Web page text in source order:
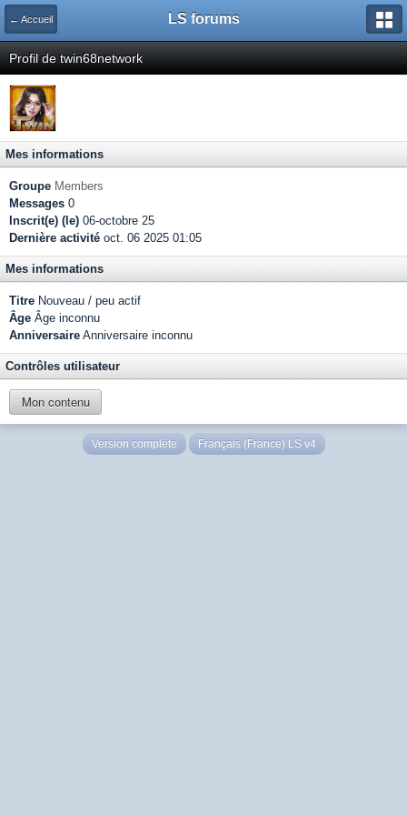
← Accueil LS forums
Profil de twin68network
Mes informations
Groupe Members
Messages 0
Inscrit(e) (le) 06-octobre 25
Dernière activité oct. 06 2025 01:05
Mes informations
Titre Nouveau / peu actif
Âge Âge inconnu
Anniversaire Anniversaire inconnu
Contrôles utilisateur
Mon contenu
Version complète Français (France) LS v4